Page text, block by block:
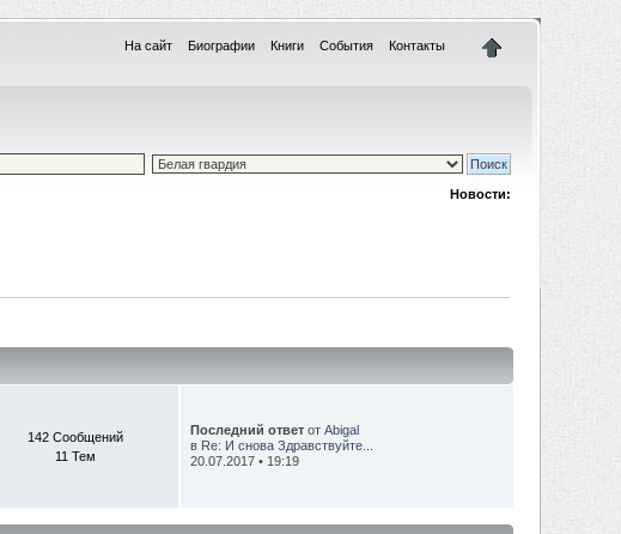
На сайт Биографии Книги События Контакты
Новости:
142 Сообщений
11 Тем
Последний ответот Abigal
в Re: И снова Здравствуйте...
20.07.2017 • 19:19